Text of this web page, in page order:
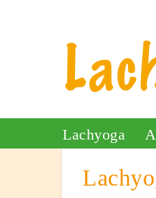
Lachyoga